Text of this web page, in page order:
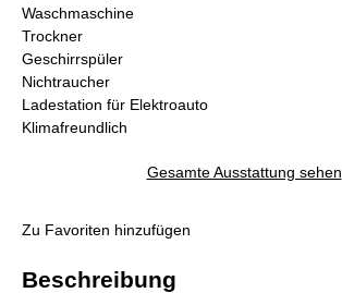
Waschmaschine
Trockner
Geschirrspüler
Nichtraucher
Ladestation für Elektroauto
Klimafreundlich
Gesamte Ausstattung sehen
Zu Favoriten hinzufügen
Beschreibung